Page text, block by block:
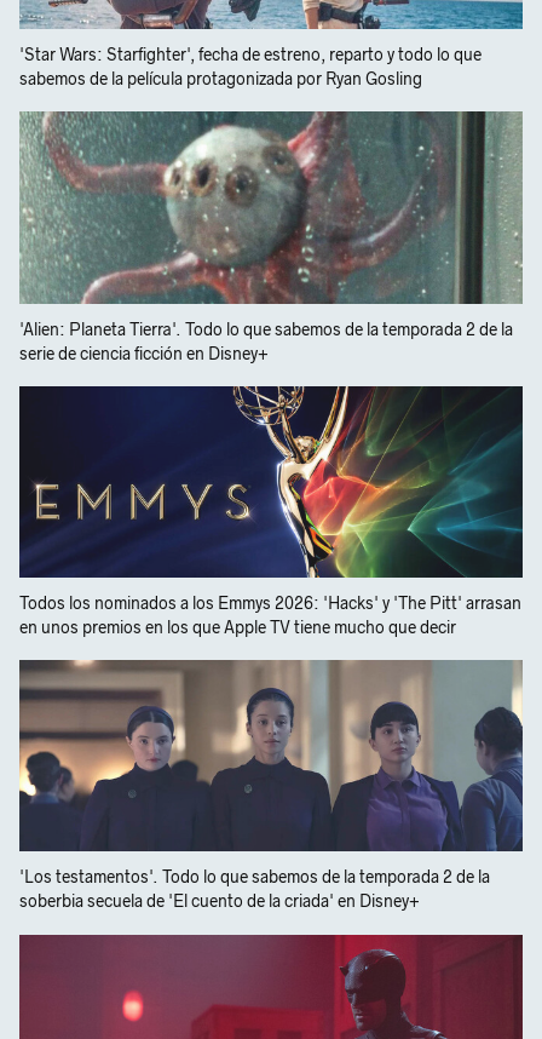
'Star Wars: Starfighter', fecha de estreno, reparto y todo lo que
sabemos de la película protagonizada por Ryan Gosling
'Alien: Planeta Tierra'. Todo lo que sabemos de la temporada 2 de la
serie de ciencia ficción en Disney+
Todos los nominados a los Emmys 2026: 'Hacks' y 'The Pitt' arrasan
en unos premios en los que Apple TV tiene mucho que decir
'Los testamentos'. Todo lo que sabemos de la temporada 2 de la
soberbia secuela de 'El cuento de la criada' en Disney+